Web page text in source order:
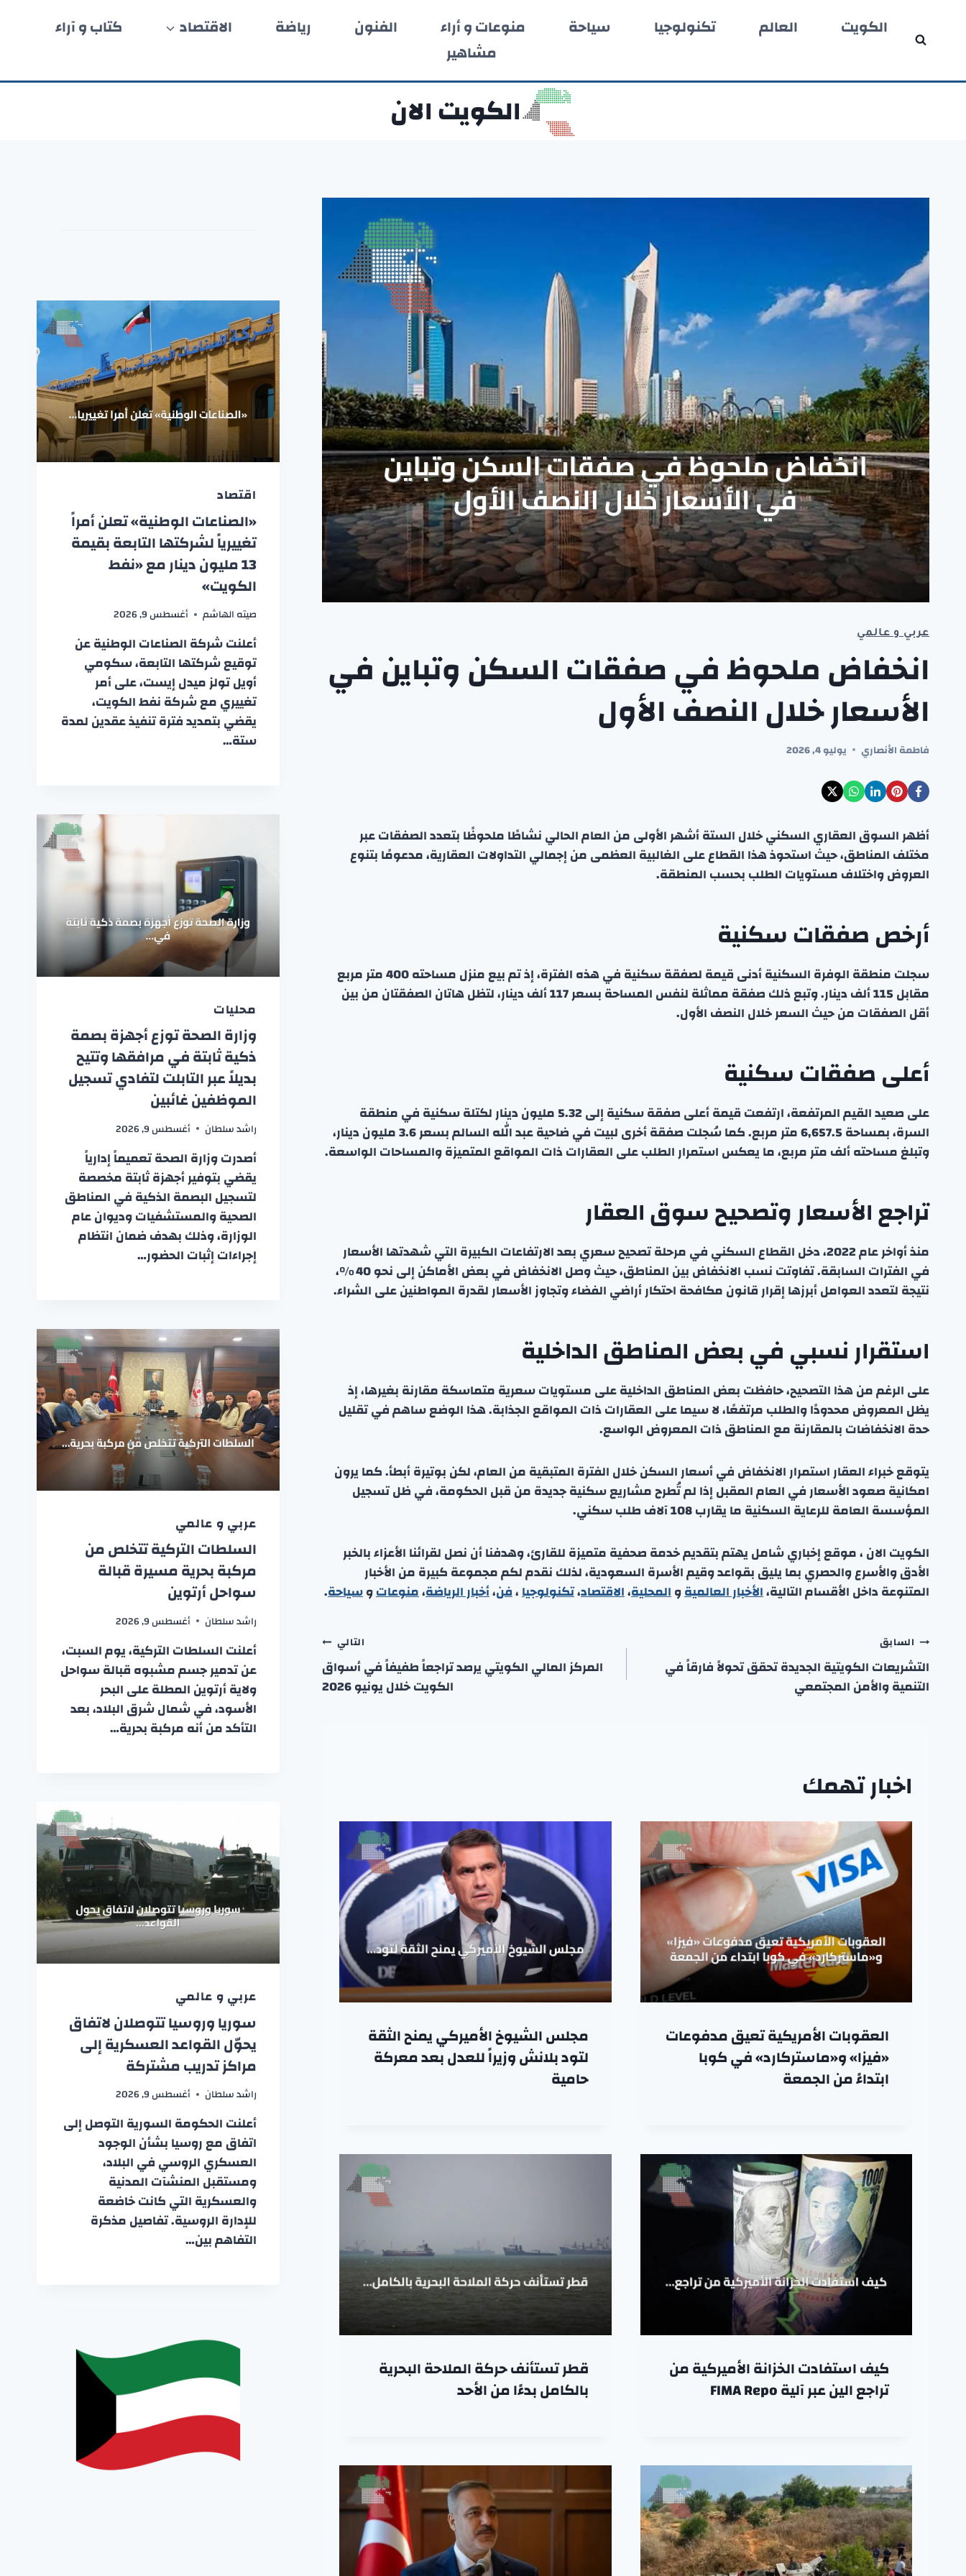
المحتوى
الكويت العالم تكنولوجيا سياحة منوعات و أراء الفنون رياضة الاقتصاد
كتاب و آراء
مشاهير
الكويت الان
عربي و عالمي
انخفاض ملحوظ في صفقات السكن وتباين في
الأسعار خلال النصف الأول
فاطمة الأنصاري يوليو 4, 2026
أظهر السوق العقاري السكني خلال الستة أشهر الأولى من العام الحالي نشاطًا ملحوظًا بتعدد الصفقات عبر
مختلف المناطق، حيث استحوذ هذا القطاع على الغالبية العظمى من إجمالي التداولات العقارية، مدعومًا بتنوع
العروض واختلاف مستويات الطلب بحسب المنطقة.
أرخص صفقات سكنية
سجلت منطقة الوفرة السكنية أدنى قيمة لصفقة سكنية في هذه الفترة، إذ تم بيع منزل مساحته 400 متر مربع
مقابل 115 ألف دينار. وتبع ذلك صفقة مماثلة لنفس المساحة بسعر 117 ألف دينار، لتظل هاتان الصفقتان من بين
أقل الصفقات من حيث السعر خلال النصف الأول.
أعلى صفقات سكنية
على صعيد القيم المرتفعة، ارتفعت قيمة أعلى صفقة سكنية إلى 5.32 مليون دينار لكتلة سكنية في منطقة
السرة، بمساحة 6,657.5 متر مربع. كما سُجلت صفقة أخرى لبيت في ضاحية عبد الله السالم بسعر 3.6 مليون دينار،
وتبلغ مساحته ألف متر مربع، ما يعكس استمرار الطلب على العقارات ذات المواقع المتميزة والمساحات الواسعة.
تراجع الأسعار وتصحيح سوق العقار
منذ أواخر عام 2022، دخل القطاع السكني في مرحلة تصحيح سعري بعد الارتفاعات الكبيرة التي شهدتها الأسعار
في الفترات السابقة. تفاوتت نسب الانخفاض بين المناطق، حيث وصل الانخفاض في بعض الأماكن إلى نحو 40 %،
نتيجة لتعدد العوامل أبرزها إقرار قانون مكافحة احتكار أراضي الفضاء وتجاوز الأسعار لقدرة المواطنين على الشراء.
استقرار نسبي في بعض المناطق الداخلية
على الرغم من هذا التصحيح، حافظت بعض المناطق الداخلية على مستويات سعرية متماسكة مقارنة بغيرها، إذ
يظل المعروض محدودًا والطلب مرتفعًا، لا سيما على العقارات ذات المواقع الجذابة. هذا الوضع ساهم في تقليل
حدة الانخفاضات بالمقارنة مع المناطق ذات المعروض الواسع.
يتوقع خبراء العقار استمرار الانخفاض في أسعار السكن خلال الفترة المتبقية من العام، لكن بوتيرة أبطأ. كما يرون
امكانية صعود الأسعار في العام المقبل إذا لم تُطرح مشاريع سكنية جديدة من قبل الحكومة، في ظل تسجيل
المؤسسة العامة للرعاية السكنية ما يقارب 108 آلاف طلب سكني.
الكويت الان ، موقع إخباري شامل يهتم بتقديم خدمة صحفية متميزة للقارئ، وهدفنا أن نصل لقرائنا الأعزاء بالخبر
الأدق والأسرع والحصري بما يليق بقواعد وقيم الأسرة السعودية، لذلك نقدم لكم مجموعة كبيرة من الأخبار
المتنوعة داخل الأقسام التالية،الأخبار العالميةوالمحلية،الاقتصاد،تكنولوجيا،فن،أخبار الرياضة،منوعاتوسياحة.
تصفّح
المقالات
السابق
التشريعات الكويتية الجديدة تحقق تحولاً فارقاً في
التنمية والأمن المجتمعي
التالي
المركز المالي الكويتي يرصد تراجعاً طفيفاً في أسواق
الكويت خلال يونيو 2026
اخبار تهمك
العقوبات الأمريكية تعيق مدفوعات
«فيزا» و«ماستركارد» في كوبا
ابتداءً من الجمعة
مجلس الشيوخ الأميركي يمنح الثقة
لتود بلانش وزيراً للعدل بعد معركة
حامية
كيف استفادت الخزانة الأميركية من
تراجع الين عبر آلية FIMA Repo
قطر تستأنف حركة الملاحة البحرية
بالكامل بدءًا من الأحد
اقتصاد
«الصناعات الوطنية» تعلن أمراً
تغييرياً لشركتها التابعة بقيمة
13 مليون دينار مع «نفط
الكويت»
صيته الهاشم أغسطس 9, 2026
أعلنت شركة الصناعات الوطنية عن
توقيع شركتها التابعة، سكومي
أويل تولز ميدل إيست، على أمر
تغييري مع شركة نفط الكويت،
يقضي بتمديد فترة تنفيذ عقدين لمدة
ستة…
محليات
وزارة الصحة توزع أجهزة بصمة
ذكية ثابتة في مرافقها وتتيح
بديلاً عبر التابلت لتفادي تسجيل
الموظفين غائبين
راشد سلطان أغسطس 9, 2026
أصدرت وزارة الصحة تعميماً إدارياً
يقضي بتوفير أجهزة ثابتة مخصصة
لتسجيل البصمة الذكية في المناطق
الصحية والمستشفيات وديوان عام
الوزارة، وذلك بهدف ضمان انتظام
إجراءات إثبات الحضور…
عربي و عالمي
السلطات التركية تتخلص من
مركبة بحرية مسيرة قبالة
سواحل أرتوين
راشد سلطان أغسطس 9, 2026
أعلنت السلطات التركية، يوم السبت،
عن تدمير جسم مشبوه قبالة سواحل
ولاية أرتوين المطلة على البحر
الأسود، في شمال شرق البلاد، بعد
التأكد من أنه مركبة بحرية…
عربي و عالمي
سوريا وروسيا تتوصلان لاتفاق
يحوّل القواعد العسكرية إلى
مراكز تدريب مشتركة
راشد سلطان أغسطس 9, 2026
أعلنت الحكومة السورية التوصل إلى
اتفاق مع روسيا بشأن الوجود
العسكري الروسي في البلاد،
ومستقبل المنشآت المدنية
والعسكرية التي كانت خاضعة
للإدارة الروسية. تفاصيل مذكرة
التفاهم بين…